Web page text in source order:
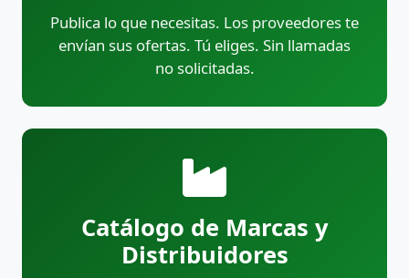
Publica lo que necesitas. Los proveedores te
envían sus ofertas. Tú eliges. Sin llamadas
no solicitadas.
Catálogo de Marcas y
Distribuidores